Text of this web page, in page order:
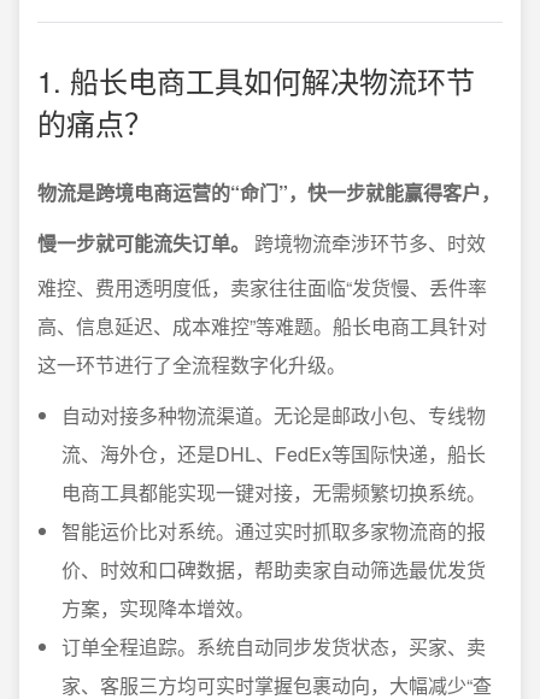
1. 船长电商工具如何解决物流环节
的痛点？
物流是跨境电商运营的“命门”，快一步就能赢得客户，
慢一步就可能流失订单。
跨境物流牵涉环节多、时效
难控、费用透明度低，卖家往往面临“发货慢、丢件率
高、信息延迟、成本难控”等难题。船长电商工具针对
这一环节进行了全流程数字化升级。
自动对接多种物流渠道。无论是邮政小包、专线物
流、海外仓，还是DHL、FedEx等国际快递，船长
电商工具都能实现一键对接，无需频繁切换系统。
智能运价比对系统。通过实时抓取多家物流商的报
价、时效和口碑数据，帮助卖家自动筛选最优发货
方案，实现降本增效。
订单全程追踪。系统自动同步发货状态，买家、卖
家、客服三方均可实时掌握包裹动向，大幅减少“查